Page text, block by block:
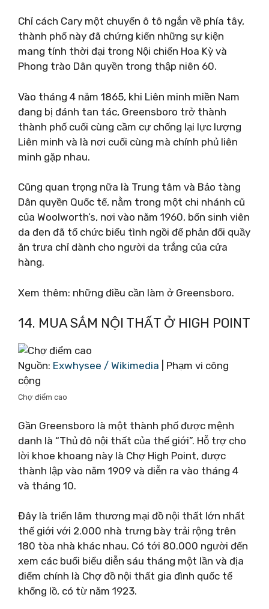
Chỉ cách Cary một chuyến ô tô ngắn về phía tây,
thành phố này đã chứng kiến ​​những sự kiện
mang tính thời đại trong Nội chiến Hoa Kỳ và
Phong trào Dân quyền trong thập niên 60.
Vào tháng 4 năm 1865, khi Liên minh miền Nam
đang bị đánh tan tác, Greensboro trở thành
thành phố cuối cùng cầm cự chống lại lực lượng
Liên minh và là nơi cuối cùng mà chính phủ liên
minh gặp nhau.
Cũng quan trọng nữa là Trung tâm và Bảo tàng
Dân quyền Quốc tế, nằm trong một chi nhánh cũ
của Woolworth’s, nơi vào năm 1960, bốn sinh viên
da đen đã tổ chức biểu tình ngồi để phản đối quầy
ăn trưa chỉ dành cho người da trắng của cửa
hàng.
Xem thêm: những điều cần làm ở Greensboro.
14. MUA SẮM NỘI THẤT Ở HIGH POINT
Nguồn: Exwhysee / Wikimedia | Phạm vi công
cộng
Chợ điểm cao
Gần Greensboro là một thành phố được mệnh
danh là “Thủ đô nội thất của thế giới”. Hỗ trợ cho
lời khoe khoang này là Chợ High Point, được
thành lập vào năm 1909 và diễn ra vào tháng 4
và tháng 10.
Đây là triển lãm thương mại đồ nội thất lớn nhất
thế giới với 2.000 nhà trưng bày trải rộng trên
180 tòa nhà khác nhau. Có tới 80.000 người đến
xem các buổi biểu diễn sáu tháng một lần và địa
điểm chính là Chợ đồ nội thất gia đình quốc tế
khổng lồ, có từ năm 1923.